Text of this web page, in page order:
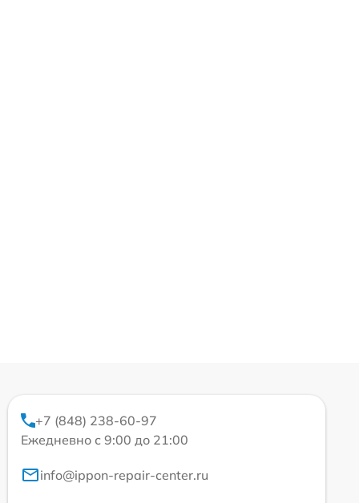
+7 (848) 238-60-97
Ежедневно с 9:00 до 21:00
info@ippon-repair-center.ru